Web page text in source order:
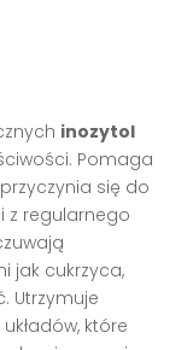
inozytol
Pomaga
się do
z regularnego
jak cukrzyca,
Utrzymuje
które